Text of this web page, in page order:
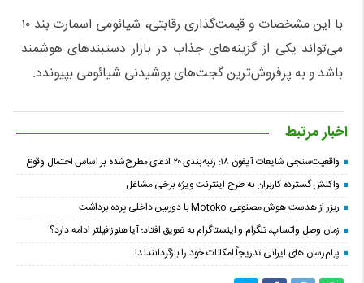
با این مشخصات و قیمت‌گذاری رقابتی، شیائومی اسمارت بند ۱۰
می‌تواند یکی از گزینه‌های جذاب در بازار دستبندهای هوشمند
باشد و به پرفروش‌ترین گجت‌های پوشیدنی شیائومی بپیوندد.
اخبار مرتبط
واقعیت‌سنجی شایعات آیفون ۱۸: رتبه‌بندی ۲۰ ادعای مطرح‌شده بر اساس احتمال وقوع
واکنش گسترده کاربران به طرح اینترنت ویژه برخی مشاغل
ریزر از هدست هوش مصنوعی Motoko با دوربین داخلی پرده برداشت
زمان وصل واتساپ، تلگرام و اینستاگرام به تعویق افتاد؛ آیا هنوز فیلتر ادامه دارد؟
پیام‌رسان‌ های ایرانی تدریجاً امکانات خود را بازگردانندند!